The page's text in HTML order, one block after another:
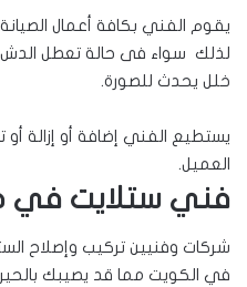
يقوم الفني بكافة أعمال
لذلك سواء فى حالة تعطل الدش
خلل يحدث للصورة.
يستطيع الفني إضافة أو إزالة
العميل.
فني ستلايت في
شركات وفنيين تركيب وإصلاح
في الكويت مما قد يصيبك